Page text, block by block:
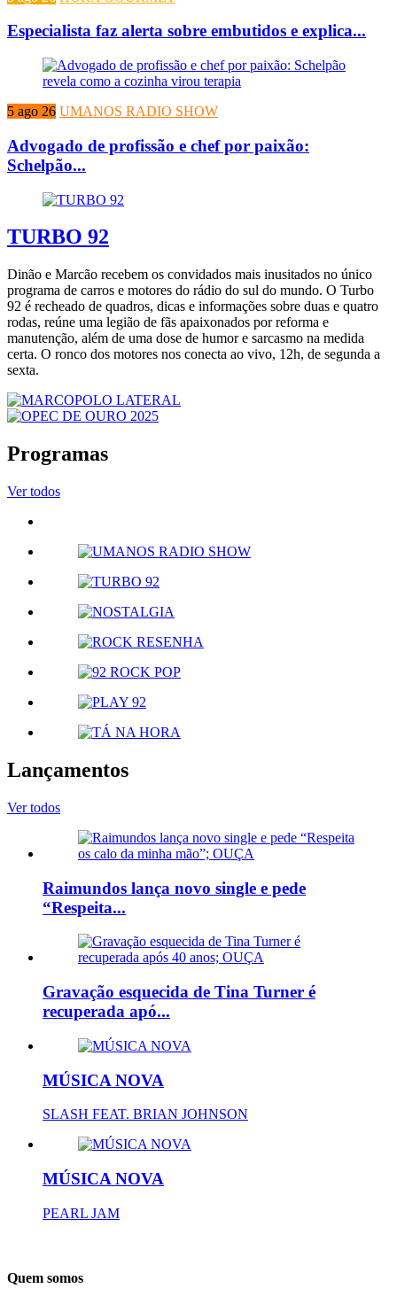
Especialista faz alerta sobre embutidos e explica...
5 ago 26 UMANOS RADIO SHOW
Advogado de profissão e chef por paixão:
Schelpão...
TURBO 92
Dinão e Marcão recebem os convidados mais inusitados no único
programa de carros e motores do rádio do sul do mundo. O Turbo
92 é recheado de quadros, dicas e informações sobre duas e quatro
rodas, reúne uma legião de fãs apaixonados por reforma e
manutenção, além de uma dose de humor e sarcasmo na medida
certa. O ronco dos motores nos conecta ao vivo, 12h, de segunda a
sexta.
Programas
Ver todos
Lançamentos
Ver todos
Raimundos lança novo single e pede
“Respeita...
Gravação esquecida de Tina Turner é
recuperada apó...
MÚSICA NOVA
SLASH FEAT. BRIAN JOHNSON
MÚSICA NOVA
PEARL JAM
Quem somos